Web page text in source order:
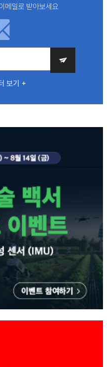
메일로 받아보세요
보기 +